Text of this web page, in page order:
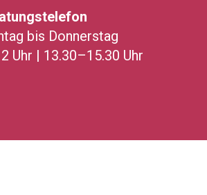
bis Donnerstag
Uhr | 13.30–15.30 Uhr